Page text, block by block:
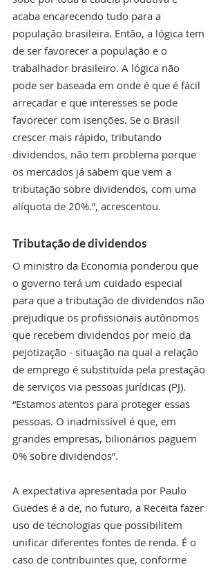
acaba encarecendo tudo para a
população brasileira. Então, a lógica tem
de ser favorecer a população e o
trabalhador brasileiro. A lógica não
pode ser baseada em onde é que é fácil
arrecadar e que interesses se pode
favorecer com isenções. Se o Brasil
crescer mais rápido, tributando
dividendos, não tem problema porque
os mercados já sabem que vem a
tributação sobre dividendos, com uma
alíquota de 20%.”, acrescentou.
Tributação de dividendos
O ministro da Economia ponderou que
o governo terá um cuidado especial
para que a tributação de dividendos não
prejudique os profissionais autônomos
que recebem dividendos por meio da
pejotização - situação na qual a relação
de emprego é substituída pela prestação
de serviços via pessoas jurídicas (PJ).
“Estamos atentos para proteger essas
pessoas. O inadmissível é que, em
grandes empresas, bilionários paguem
0% sobre dividendos”.
A expectativa apresentada por Paulo
Guedes é a de, no futuro, a Receita fazer
uso de tecnologias que possibilitem
unificar diferentes fontes de renda. É o
caso de contribuintes que, conforme